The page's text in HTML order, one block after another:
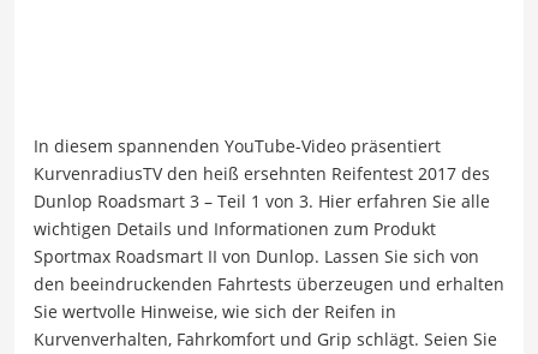
In diesem spannenden YouTube-Video präsentiert
KurvenradiusTV den heiß ersehnten Reifentest 2017 des
Dunlop Roadsmart 3 – Teil 1 von 3. Hier erfahren Sie alle
wichtigen Details und Informationen zum Produkt
Sportmax Roadsmart II von Dunlop. Lassen Sie sich von
den beeindruckenden Fahrtests überzeugen und erhalten
Sie wertvolle Hinweise, wie sich der Reifen in
Kurvenverhalten, Fahrkomfort und Grip schlägt. Seien Sie